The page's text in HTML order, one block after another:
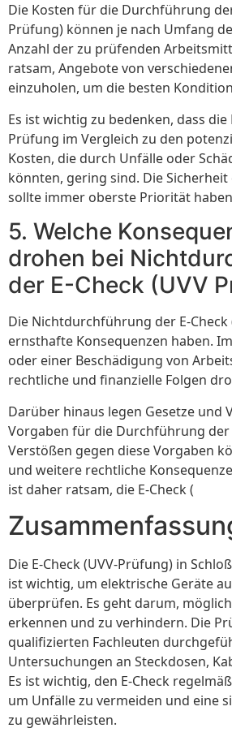
Die Kosten für die Durchführung
Prüfung) können je nach Umfang
Anzahl der zu prüfenden
ratsam, Angebote von
einzuholen, um die besten
Es ist wichtig zu bedenken, dass
Prüfung im Vergleich zu den
Kosten, die durch Unfälle oder
könnten, gering sind. Die
sollte immer oberste Priorität
5. Welche
drohen bei
der E-Check (UVV
Die Nichtdurchführung der E-Check
ernsthafte Konsequenzen haben.
oder einer Beschädigung von
rechtliche und finanzielle Folgen
Darüber hinaus legen Gesetze und
Vorgaben für die Durchführung
Verstößen gegen diese Vorgaben
und weitere rechtliche
ist daher ratsam, die E-Check (
Die E-Check (UVV-Prüfung) in
ist wichtig, um elektrische Geräte
überprüfen. Es geht darum,
erkennen und zu verhindern. Die
qualifizierten Fachleuten
Untersuchungen an Steckdosen,
Es ist wichtig, den E-Check
um Unfälle zu vermeiden und eine
zu gewährleisten.